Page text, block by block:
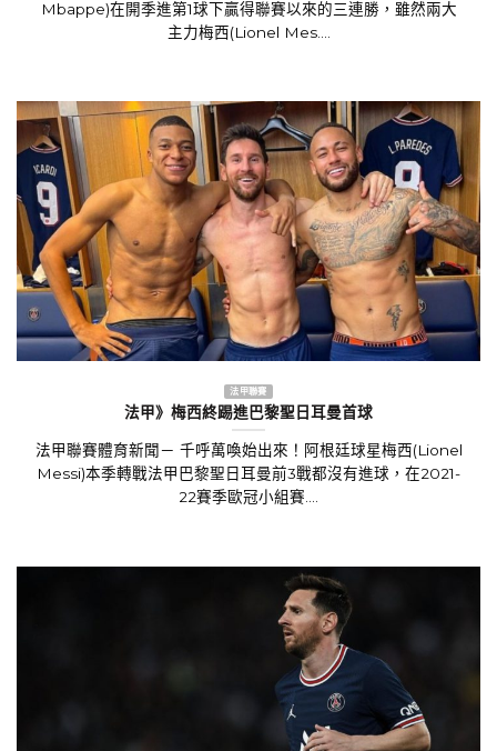
Mbappe)在開季進第1球下贏得聯賽以來的三連勝，雖然兩大
主力梅西(Lionel Mes....
法甲聯賽
法甲》梅西終踢進巴黎聖日耳曼首球
法甲聯賽體育新聞－ 千呼萬喚始出來！阿根廷球星梅西(Lionel
Messi)本季轉戰法甲巴黎聖日耳曼前3戰都沒有進球，在2021-
22賽季歐冠小組賽....